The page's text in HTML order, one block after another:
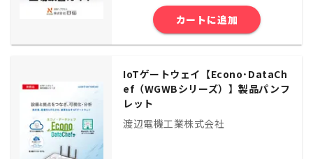
カートに追加
IoTゲートウェイ【Econo･DataCh
ef（WGWBシリーズ）】製品パンフ
レット
渡辺電機工業株式会社